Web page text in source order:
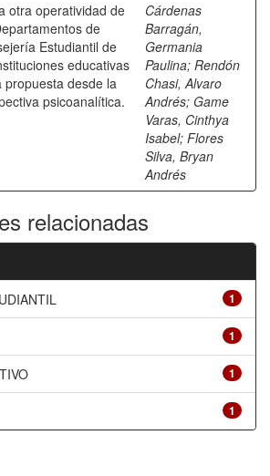
otra operatividad de
de
Estudiantil de
educativas
propuesta desde la
psicoanalítica.
Cárdenas
Barragán,
Germania
Paulina; Rendón
Chasi, Alvaro
Andrés; Game
Varas, Cinthya
Isabel; Flores
Silva, Bryan
Andrés
relacionadas
1
1
1
1